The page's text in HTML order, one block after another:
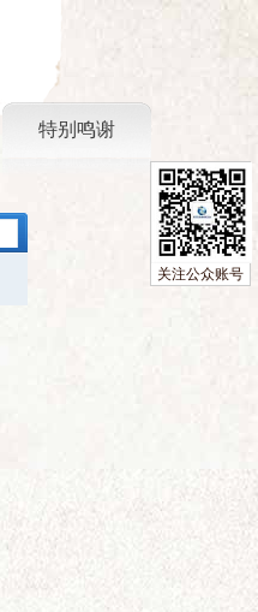
特别鸣谢
关注公众账号